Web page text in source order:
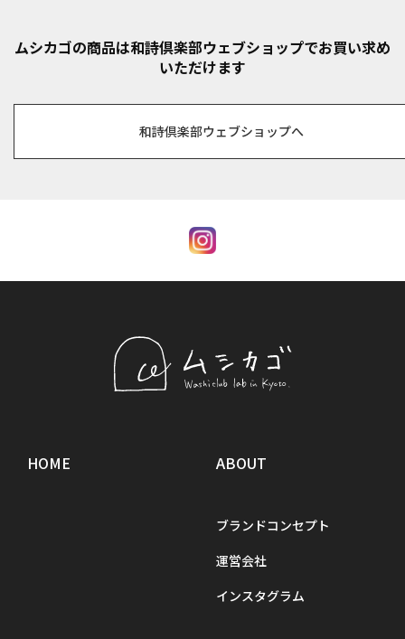
ムシカゴの商品は和詩倶楽部ウェブショップでお買い求め
いただけます
和詩倶楽部ウェブショップへ
HOME ABOUT
ブランドコンセプト
運営会社
インスタグラム